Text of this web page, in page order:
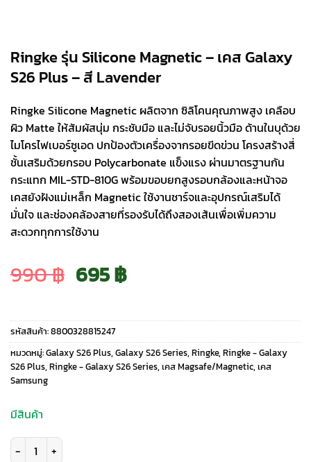
Ringke รุ่น Silicone Magnetic – เคส Galaxy
S26 Plus – สี Lavender
Ringke Silicone Magnetic ผลิตจาก ซิลิโคนคุณภาพสูง เคลือบ
ผิว Matte ให้สัมผัสนุ่ม กระชับมือ และไม่จับรอยนิ้วมือ ด้านในบุด้วย
ไมโครไฟเบอร์ซูเอด ปกป้องตัวเครื่องจากรอยขีดข่วน โครงสร้างสี่
ชั้นเสริมด้วยกรอบ Polycarbonate แข็งแรง ผ่านมาตรฐานกัน
กระแทก MIL-STD-810G พร้อมขอบยกสูงรอบกล้องและหน้าจอ
เคสยังฝังแม่เหล็ก Magnetic ใช้งานชาร์จและอุปกรณ์เสริมได้
มั่นใจ และช่องคล้องสายที่รองรับได้ถึงสองเส้นเพื่อเพิ่มความ
สะดวกทุกการใช้งาน
990฿ Original
price
was:
695฿Current
price
is:
รหัสสินค้า:8800328815247
หมวดหมู่:Galaxy S26 Plus, Galaxy S26 Series, Ringke, Ringke - Galaxy
S26 Plus, Ringke - Galaxy S26 Series, เคส Magsafe/Magnetic, เคส
Samsung
มีสินค้า
จำนวน Ringke รุ่น Silicone Magnetic - เคส Galaxy S26 Plus - สี